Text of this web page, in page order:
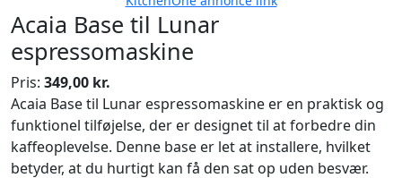
Acaia Base til Lunar
espressomaskine
Pris: 349,00 kr.
Acaia Base til Lunar espressomaskine er en praktisk og
funktionel tilføjelse, der er designet til at forbedre din
kaffeoplevelse. Denne base er let at installere, hvilket
betyder, at du hurtigt kan få den sat op uden besvær.